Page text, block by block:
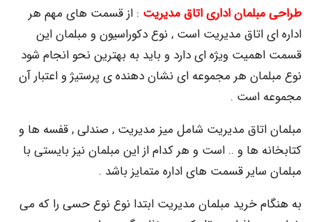
اداری اتاق مدیریت: از قسمت های مهم هر
اتاق مدیریت است , نوع دکوراسیون و مبلمان این
ویژه ای دارد و باید به بهترین نحو انجام شود
هر مجموعه ای نشان دهنده ی پرستیژ و اعتبار آن
است .
مدیریت شامل میز مدیریت , صندلی , قفسه ها و
ها و .. است و هر کدام از این مبلمان نیز بایستی با
قسمت های اداره متمایز باشد .
خرید مبلمان مدیریت ابتدا نوع نوع حسی را که می